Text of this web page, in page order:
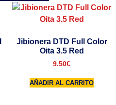
Jibionera DTD Full Color
Oita 3.5 Red
9.50€
AÑADIR AL CARRITO